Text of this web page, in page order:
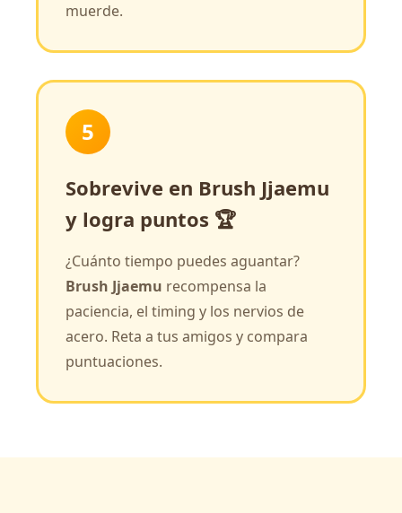
muerde.
5
Sobrevive en Brush Jjaemu
y logra puntos 🏆
¿Cuánto tiempo puedes aguantar?
Brush Jjaemu recompensa la
paciencia, el timing y los nervios de
acero. Reta a tus amigos y compara
puntuaciones.